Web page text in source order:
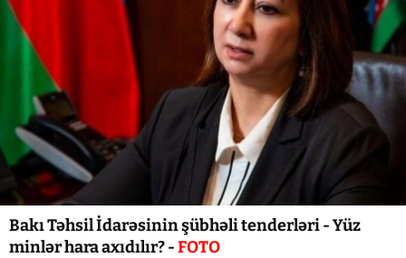
Bakı Təhsil İdarəsinin şübhəli tenderləri - Yüz
minlər hara axıdılır? -FOTO